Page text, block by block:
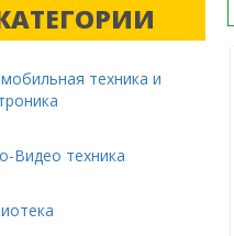
техника и
Видео техника